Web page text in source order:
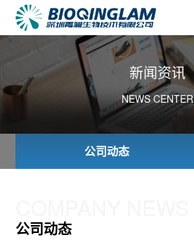
新闻资讯
NEWS CENTER
公司动态
公司动态